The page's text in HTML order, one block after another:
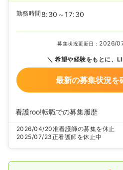
勤務時間 8:30～17:30
募集状況更新日： 2026/
希望や経験をもとに、
最新の募集状況を
看護roo!転職での募集履歴
2026/04/20准看護師の募集を休止
2025/07/23正看護師を休止中